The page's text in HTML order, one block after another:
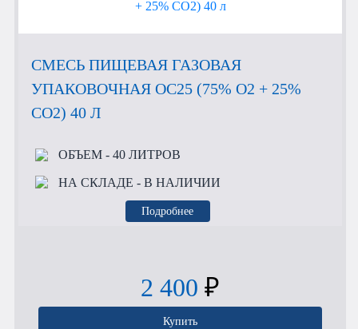
СМЕСЬ ПИЩЕВАЯ ГАЗОВАЯ
УПАКОВОЧНАЯ OC25 (75% O2 + 25%
CO2) 40 Л
ОБЪЕМ- 40 ЛИТРОВ
НА СКЛАДЕ - В НАЛИЧИИ
Подробнее
2 400 ₽
Купить